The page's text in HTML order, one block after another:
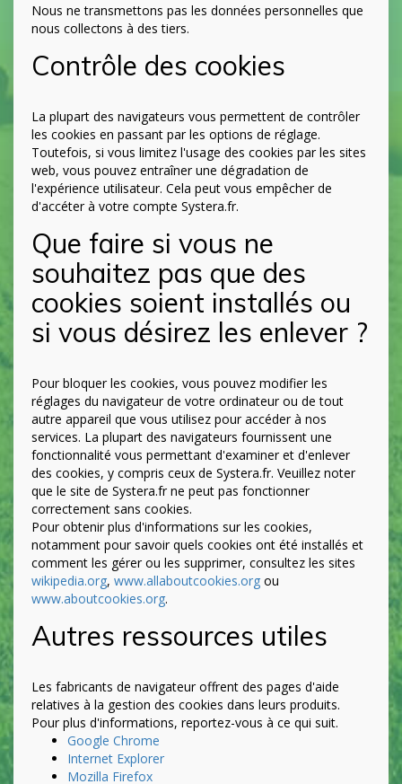
Nous ne transmettons pas les données personnelles que
nous collectons à des tiers.
Contrôle des cookies
La plupart des navigateurs vous permettent de contrôler
les cookies en passant par les options de réglage.
Toutefois, si vous limitez l'usage des cookies par les sites
web, vous pouvez entraîner une dégradation de
l'expérience utilisateur. Cela peut vous empêcher de
d'accéter à votre compte Systera.fr.
Que faire si vous ne
souhaitez pas que des
cookies soient installés ou
si vous désirez les enlever ?
Pour bloquer les cookies, vous pouvez modifier les
réglages du navigateur de votre ordinateur ou de tout
autre appareil que vous utilisez pour accéder à nos
services. La plupart des navigateurs fournissent une
fonctionnalité vous permettant d'examiner et d'enlever
des cookies, y compris ceux de Systera.fr. Veuillez noter
que le site de Systera.fr ne peut pas fonctionner
correctement sans cookies.
Pour obtenir plus d'informations sur les cookies,
notamment pour savoir quels cookies ont été installés et
comment les gérer ou les supprimer, consultez les sites
wikipedia.org, www.allaboutcookies.org ou
www.aboutcookies.org.
Autres ressources utiles
Les fabricants de navigateur offrent des pages d'aide
relatives à la gestion des cookies dans leurs produits.
Pour plus d'informations, reportez-vous à ce qui suit.
Google Chrome
Internet Explorer
Mozilla Firefox